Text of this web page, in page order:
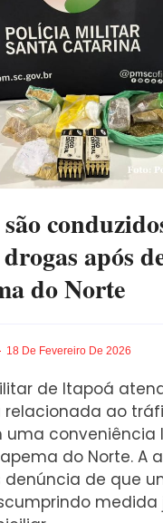
após
do Norte
18 De Fevereiro De 2026
de Itapoá
relacionada ao
uma conveniência
do Norte. A
denúncia de que
medida